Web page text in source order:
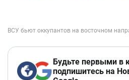
Будьте первыми в
подпишитесь на